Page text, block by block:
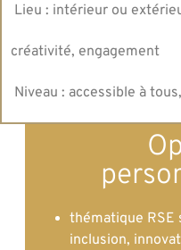
Lieu : intérieur ou
créativité, engagement
Niveau : accessible à
thématique RSE
inclusion,